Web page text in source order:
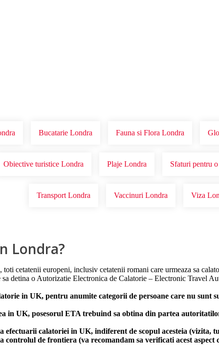
Bucatarie Londra Fauna si Flora Londra
Obiective turistice Londra Plaje Londra Sfaturi pentru
Transport Londra Vaccinuri Londra Viza
Londra?
toti cetatenii europeni, inclusiv cetatenii romani care urmeaza sa
detina o Autorizatie Electronica de Calatorie – Electronic Travel
in UK, pentru anumite categorii de persoane care nu sunt
in UK, posesorul ETA trebuind sa obtina din partea
efectuarii calatoriei in UK, indiferent de scopul acesteia
controlul de frontiera (va recomandam sa verificati acest aspect